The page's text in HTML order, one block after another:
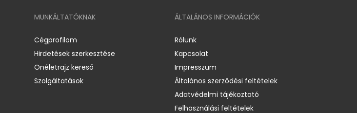
MUNKÁLTATÓKNAK
Cégprofilom
Hirdetések szerkesztése
Önéletrajz kereső
Szolgáltatások
ÁLTALÁNOS INFORMÁCIÓK
Rólunk
Kapcsolat
Impresszum
Általános szerződési feltételek
Adatvédelmi tájékoztató
Felhasználási feltételek